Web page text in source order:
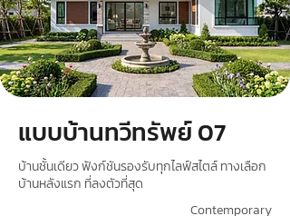
แบบบ้านทวีทรัพย์ 07
บ้านชั้นเดียว ฟังก์ชันรองรับทุกไลฟ์สไตล์ ทางเลือก
บ้านหลังแรก ที่ลงตัวที่สุด
Contemporary